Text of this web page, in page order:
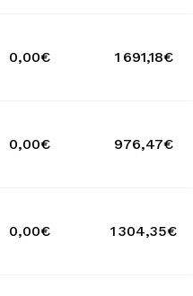
0,00€ 1 691,18€
0,00€ 976,47€
0,00€ 1 304,35€